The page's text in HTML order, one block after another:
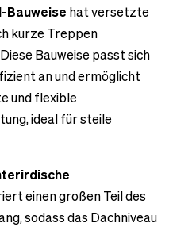
Bauweise hat versetzte
kurze Treppen
Bauweise passt sich
an und ermöglicht
und flexible
ideal für steile
einen großen Teil des
sodass das Dachniveau